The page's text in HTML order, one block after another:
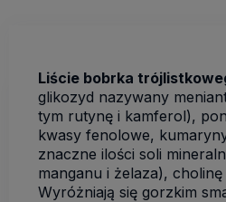
Liście bobrka
glikozyd nazywany
tym rutynę i kamferol),
kwasy fenolowe,
znaczne ilości soli
manganu i żelaza),
Wyróżniają się gorzkim